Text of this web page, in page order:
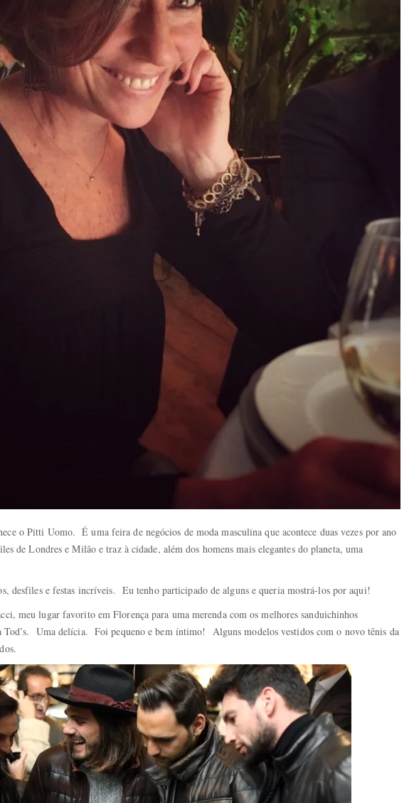
o Pitti Uomo. É uma feira de negócios de moda masculina que acontece duas vezes por ano
de Londres e Milão e traz à cidade, além dos homens mais elegantes do planeta, uma
desfiles e festas incríveis. Eu tenho participado de alguns e queria mostrá-los por aqui!
meu lugar favorito em Florença para uma merenda com os melhores sanduichinhos
Uma delícia. Foi pequeno e bem íntimo! Alguns modelos vestidos com o novo tênis da